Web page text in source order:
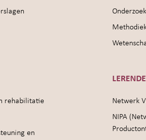
rehabilitatie
en
Netwerk
NIPA